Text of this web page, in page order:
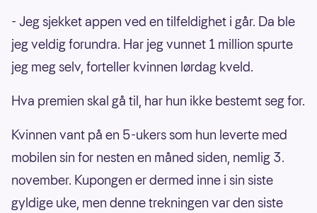
- Jeg sjekket appen ved en tilfeldighet i går. Da ble
jeg veldig forundra. Har jeg vunnet 1 million spurte
jeg meg selv, forteller kvinnen lørdag kveld.
Hva premien skal gå til, har hun ikke bestemt seg for.
Kvinnen vant på en 5-ukers som hun leverte med
mobilen sin for nesten en måned siden, nemlig 3.
november. Kupongen er dermed inne i sin siste
gyldige uke, men denne trekningen var den siste